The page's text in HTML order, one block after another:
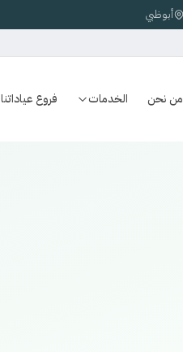
أبوظبي
من نحن الخدمات فروع عياداتنا